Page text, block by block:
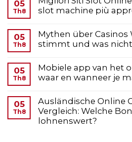
05
Th8
slot machine più
05
Th8
Mythen über Casinos
stimmt und was nicht
05
Th8
Mobiele app van het
waar en wanneer je
05
Th8
Ausländische Online
Vergleich: Welche
lohnenswert?